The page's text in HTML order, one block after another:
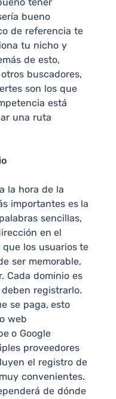
tener
bueno
de referencia te
tu nicho y
de esto,
buscadores,
son los que
está
una ruta
la hora de la
importantes es la
sencillas,
en el
los usuarios te
ser memorable,
Cada dominio es
registrarlo.
se paga, esto
web
o Google
proveedores
el registro de
convenientes.
de dónde